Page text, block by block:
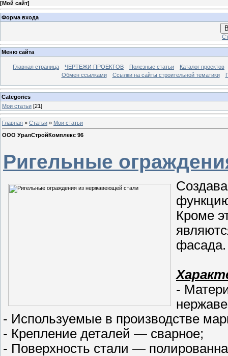
[Мой сайт]
Форма входа
Меню сайта
Главная страница ЧЕРТЕЖИ ПРОЕКТОВ Полезные статьи
Каталог проектов
Обмен ссылками
Ссылки на сайты строительной тематики
Categories
Мои статьи [21]
Главная » Статьи » Мои статьи
ООО УралСтройКомплекс 96
Ригельные
Кроме
фасада.
-
- Используемые в производстве
- Крепление деталей — сварное;
- Поверхность стали —